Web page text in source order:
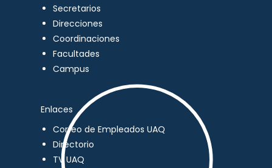
Secretarios
Direcciones
Coordinaciones
Facultades
Campus
Enlaces
Correo de Empleados UAQ
Directorio
TV UAQ